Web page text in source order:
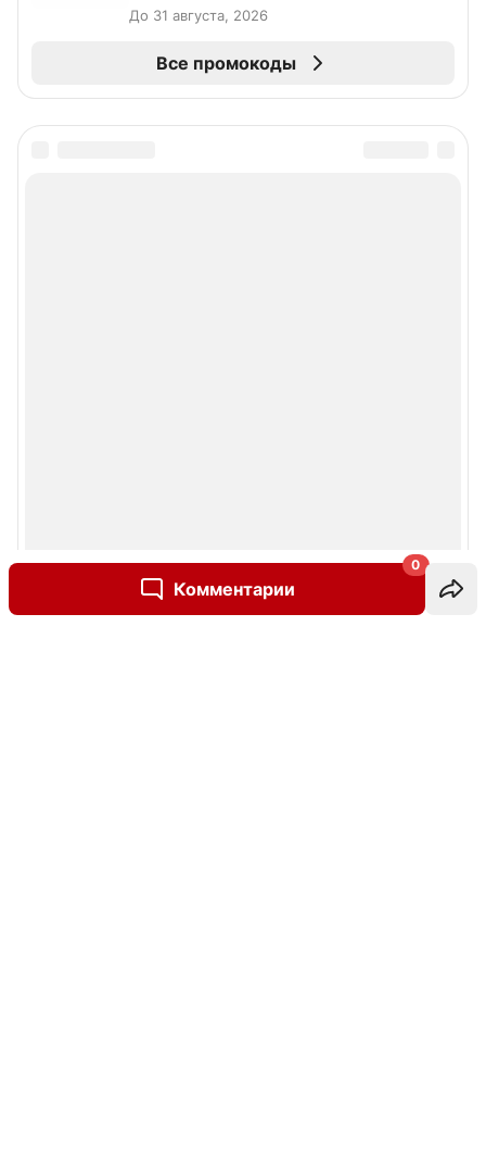
Комментарии
0
До 31 августа, 2026
Все промокоды